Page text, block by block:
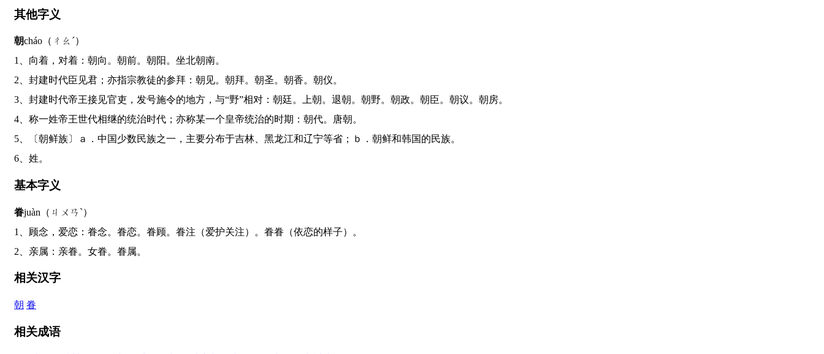
其他字义
朝cháo（ㄔㄠˊ）
1、向着，对着：朝向。朝前。朝阳。坐北朝南。
2、封建时代臣见君；亦指宗教徒的参拜：朝见。朝拜。朝圣。朝香。朝仪。
3、封建时代帝王接见官吏，发号施令的地方，与“野”相对：朝廷。上朝。退朝。朝野。朝政。朝臣。朝议。朝房。
4、称一姓帝王世代相继的统治时代；亦称某一个皇帝统治的时期：朝代。唐朝。
5、〔朝鲜族〕ａ．中国少数民族之一，主要分布于吉林、黑龙江和辽宁等省；ｂ．朝鲜和韩国的民族。
6、姓。
基本字义
眷juàn（ㄐㄨㄢˋ）
1、顾念，爱恋：眷念。眷恋。眷顾。眷注（爱护关注）。眷眷（依恋的样子）。
2、亲属：亲眷。女眷。眷属。
相关汉字
朝 眷
相关成语